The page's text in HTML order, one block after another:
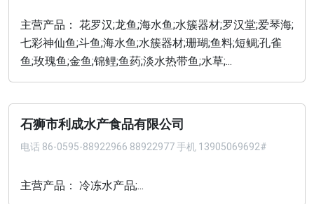
主营产品： 花罗汉;龙鱼;海水鱼;水簇器材;罗汉堂;爱琴海;
七彩神仙鱼;斗鱼;海水鱼;水簇器材;珊瑚;鱼料;短鲷;孔雀
鱼;玫瑰鱼;金鱼;锦鲤;鱼药;淡水热带鱼;水草;...
石狮市利成水产食品有限公司
电话 86-0595-88922966 88922977 手机 13905069692#
主营产品： 冷冻水产品;...